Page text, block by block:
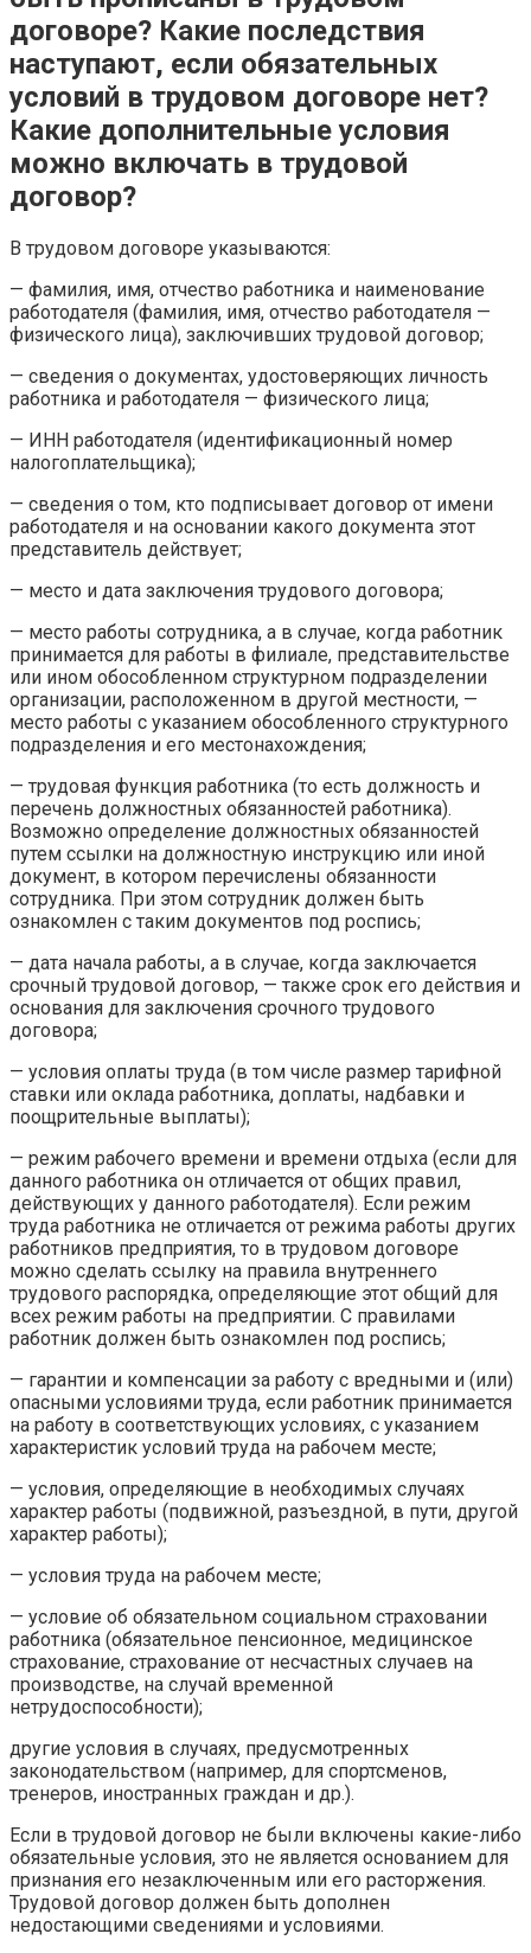
договоре? Какие последствия
наступают, если обязательных
условий в трудовом договоре нет?
Какие дополнительные условия
можно включать в трудовой
договор?
В трудовом договоре указываются:
— фамилия, имя, отчество работника и наименование
работодателя (фамилия, имя, отчество работодателя —
физического лица), заключивших трудовой договор;
— сведения о документах, удостоверяющих личность
работника и работодателя — физического лица;
— ИНН работодателя (идентификационный номер
налогоплательщика);
— сведения о том, кто подписывает договор от имени
работодателя и на основании какого документа этот
представитель действует;
— место и дата заключения трудового договора;
— место работы сотрудника, а в случае, когда работник
принимается для работы в филиале, представительстве
или ином обособленном структурном подразделении
организации, расположенном в другой местности, —
место работы с указанием обособленного структурного
подразделения и его местонахождения;
— трудовая функция работника (то есть должность и
перечень должностных обязанностей работника).
Возможно определение должностных обязанностей
путем ссылки на должностную инструкцию или иной
документ, в котором перечислены обязанности
сотрудника. При этом сотрудник должен быть
ознакомлен с таким документов под роспись;
— дата начала работы, а в случае, когда заключается
срочный трудовой договор, — также срок его действия и
основания для заключения срочного трудового
договора;
— условия оплаты труда (в том числе размер тарифной
ставки или оклада работника, доплаты, надбавки и
поощрительные выплаты);
— режим рабочего времени и времени отдыха (если для
данного работника он отличается от общих правил,
действующих у данного работодателя). Если режим
труда работника не отличается от режима работы других
работников предприятия, то в трудовом договоре
можно сделать ссылку на правила внутреннего
трудового распорядка, определяющие этот общий для
всех режим работы на предприятии. С правилами
работник должен быть ознакомлен под роспись;
— гарантии и компенсации за работу с вредными и (или)
опасными условиями труда, если работник принимается
на работу в соответствующих условиях, с указанием
характеристик условий труда на рабочем месте;
— условия, определяющие в необходимых случаях
характер работы (подвижной, разъездной, в пути, другой
характер работы);
— условия труда на рабочем месте;
— условие об обязательном социальном страховании
работника (обязательное пенсионное, медицинское
страхование, страхование от несчастных случаев на
производстве, на случай временной
нетрудоспособности);
другие условия в случаях, предусмотренных
законодательством (например, для спортсменов,
тренеров, иностранных граждан и др.).
Если в трудовой договор не были включены какие-либо
обязательные условия, это не является основанием для
признания его незаключенным или его расторжения.
Трудовой договор должен быть дополнен
недостающими сведениями и условиями.